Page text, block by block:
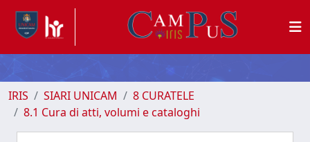
IRIS SIARI UNICAM
8 CURATELE
8.1 Cura di atti, volumi e cataloghi